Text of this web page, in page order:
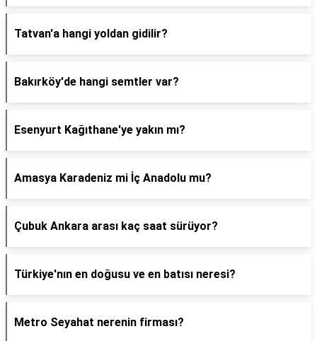
Tatvan'a hangi yoldan gidilir?
Bakırköy'de hangi semtler var?
Esenyurt Kağıthane'ye yakın mı?
Amasya Karadeniz mi İç Anadolu mu?
Çubuk Ankara arası kaç saat sürüyor?
Türkiye'nın en doğusu ve en batısı neresi?
Metro Seyahat nerenin firması?